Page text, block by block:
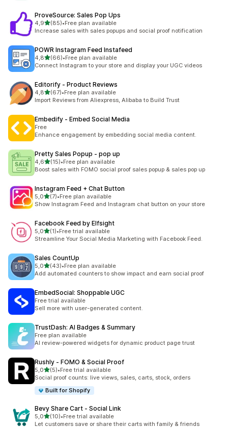
ProveSource: Sales Pop Ups
4,9z 5 hvězd
(85)
Celkový počet recenzí: 85
•Free plan available
Increase sales with sales popups and social proof notification
POWR Instagram Feed Instafeed
4,8z 5 hvězd
(66)
Celkový počet recenzí: 66
•Free plan available
Connect Instagram to your store and display your UGC videos
Editorify ‑ Product Reviews
4,8z 5 hvězd
(67)
Celkový počet recenzí: 67
•Free plan available
Import Reviews from Aliexpress, Alibaba to Build Trust
Embedify ‑ Embed Social Media
Free
Enhance engagement by embedding social media content.
Pretty Sales Popup ‑ pop up
4,6z 5 hvězd
(15)
Celkový počet recenzí: 15
•Free plan available
Boost sales with FOMO social proof sales popup & sales pop up
Instagram Feed + Chat Button
5,0z 5 hvězd
(7)
Celkový počet recenzí: 7
•Free plan available
Show Instagram Feed and Instagram chat button on your store
Facebook Feed by Elfsight
5,0z 5 hvězd
(1)
Celkový počet recenzí: 1
•Free trial available
Streamline Your Social Media Marketing with Facebook Feed.
Sales CountUp
5,0z 5 hvězd
(43)
Celkový počet recenzí: 43
•Free plan available
Add automated counters to show impact and earn social proof
EmbedSocial: Shoppable UGC
Free trial available
Sell more with user-generated content.
TrustDash: AI Badges & Summary
Free plan available
AI review-powered widgets for dynamic product page trust
Rushly ‑ FOMO & Social Proof
5,0z 5 hvězd
(5)
Celkový počet recenzí: 5
•Free trial available
Social proof counts: live views, sales, carts, stock, orders
Built for Shopify
Bevy Share Cart ‑ Social Link
5,0z 5 hvězd
(10)
Celkový počet recenzí: 10
•Free trial available
Let customers save or share their carts with family & friends